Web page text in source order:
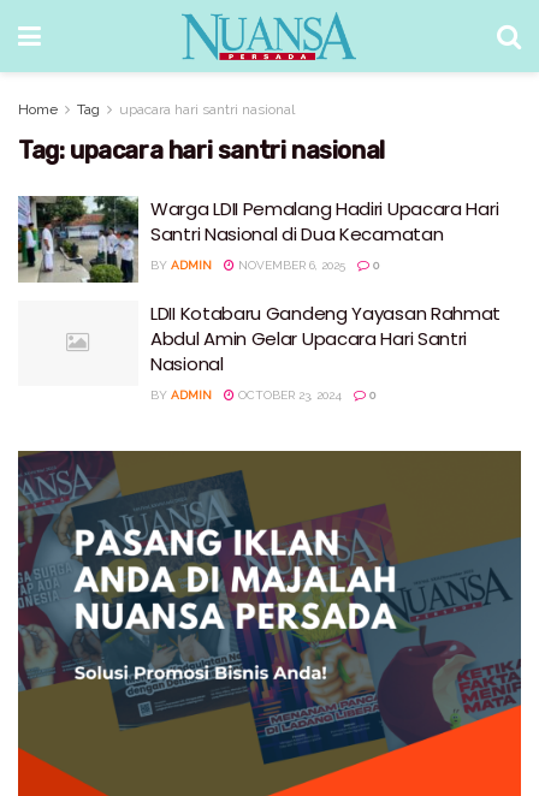
Home Tag upacara hari santri nasional
Tag: upacara hari santri nasional
Warga LDII Pemalang Hadiri Upacara Hari
Santri Nasional di Dua Kecamatan
BY ADMIN NOVEMBER 6, 2025 0
LDII Kotabaru Gandeng Yayasan Rahmat
Abdul Amin Gelar Upacara Hari Santri
Nasional
BY ADMIN OCTOBER 23, 2024 0